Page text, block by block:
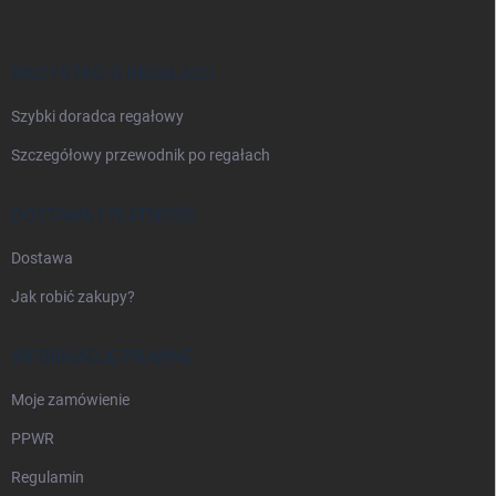
WSZYSTKO O REGAŁACH
Szybki doradca regałowy
Szczegółowy przewodnik po regałach
DOSTAWA I PŁATNOŚĆ
Dostawa
Jak robić zakupy?
INFORMACJE PRAWNE
Moje zamówienie
PPWR
Regulamin